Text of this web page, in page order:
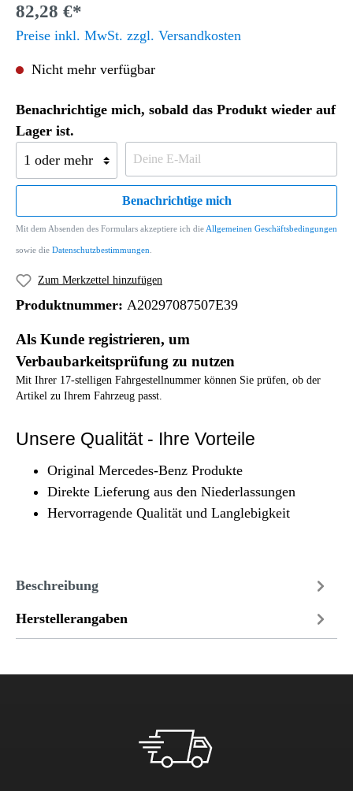
82,28 €*
Preise inkl. MwSt. zzgl. Versandkosten
Nicht mehr verfügbar
Benachrichtige mich, sobald das Produkt wieder auf
Lager ist.
Benachrichtige mich
Mit dem Absenden des Formulars akzeptiere ich die Allgemeinen Geschäftsbedingungen
sowie die Datenschutzbestimmungen
Zum Merkzettel hinzufügen
Produktnummer: A20297087507E39
Als Kunde registrieren, um
Verbaubarkeitsprüfung zu nutzen
Mit Ihrer 17-stelligen Fahrgestellnummer können Sie prüfen, ob der
Artikel zu Ihrem Fahrzeug passt.
Unsere Qualität - Ihre Vorteile
Original Mercedes-Benz Produkte
Direkte Lieferung aus den Niederlassungen
Hervorragende Qualität und Langlebigkeit
Beschreibung
Herstellerangaben